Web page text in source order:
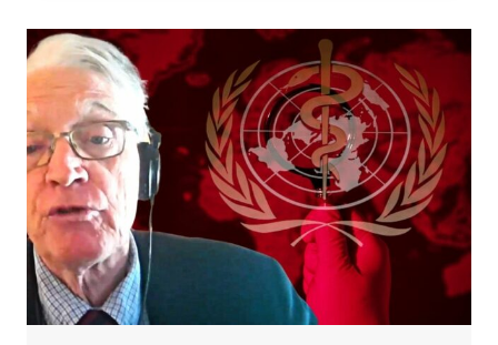
ЗАКОНОПРОЕКТ,
НАСОЧЕН
КЪМ
ВАКСИНИТЕ
В
ХРАНИТЕ